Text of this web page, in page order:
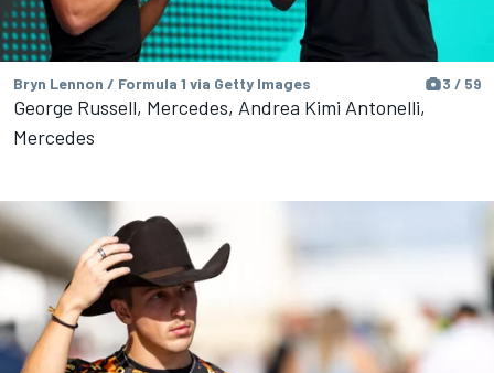
Bryn Lennon / Formula 1 via Getty Images 3 / 59
George Russell, Mercedes, Andrea Kimi Antonelli,
Mercedes